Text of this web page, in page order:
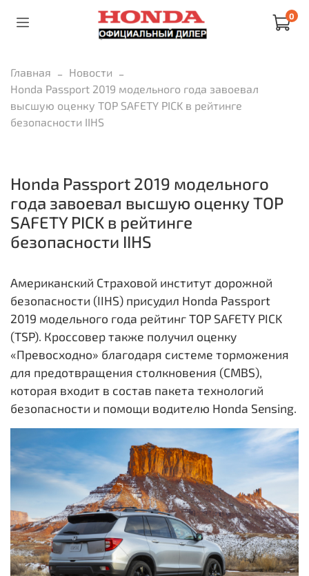
0
Главная
Новости
Honda Passport 2019 модельного года завоевал
высшую оценку TOP SAFETY PICK в рейтинге
безопасности IIHS
Honda Passport 2019 модельного
года завоевал высшую оценку TOP
SAFETY PICK в рейтинге
безопасности IIHS
Американский Страховой институт дорожной
безопасности (IIHS) присудил Honda Passport
2019 модельного года рейтинг TOP SAFETY PICK
(TSP). Кроссовер также получил оценку
«Превосходно» благодаря системе торможения
для предотвращения столкновения (CMBS),
которая входит в состав пакета технологий
безопасности и помощи водителю Honda Sensing.